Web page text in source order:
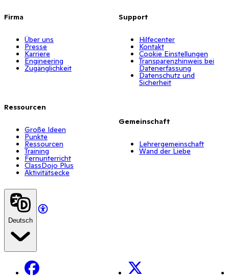
Firma
Über uns
Presse
Karriere
Engineering
Zugänglichkeit
Ressourcen
Große Ideen
Punkte
Ressourcen
Training
Fernunterricht
ClassDojo Plus
Aktivitätsecke
Support
Hilfecenter
Kontakt
Cookie Einstellungen
Transparenzhinweis bei
Datenerfassung
Datenschutz und
Sicherheit
Gemeinschaft
Lehrergemeinschaft
Wand der Liebe
Deutsch
Facebook X